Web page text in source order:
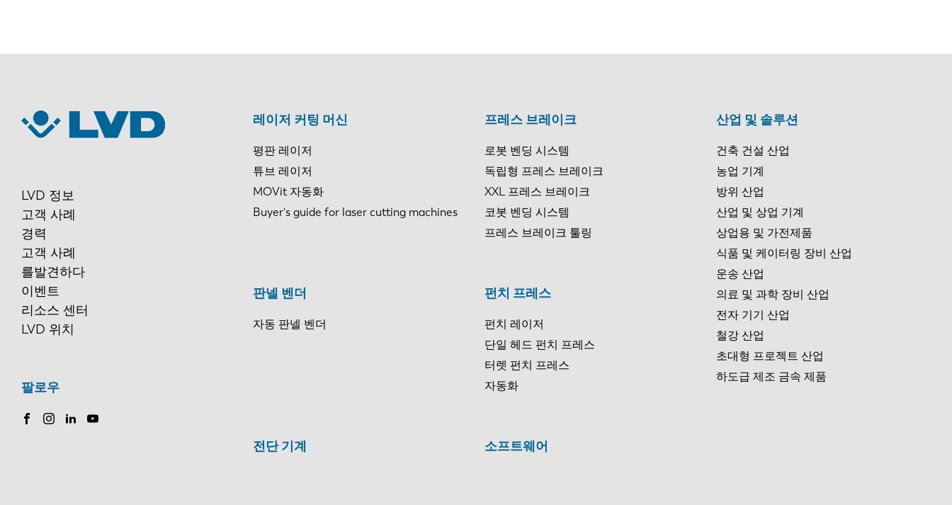
LVD 정보
고객 사례
경력
고객 사례
를발견하다
이벤트
리소스 센터
LVD 위치
팔로우
레이저 커팅 머신
평판 레이저
튜브 레이저
MOVit 자동화
Buyer's guide for laser cutting machines
프레스 브레이크
로봇 벤딩 시스템
독립형 프레스 브레이크
XXL 프레스 브레이크
코봇 벤딩 시스템
프레스 브레이크 툴링
판넬 벤더
자동 판넬 벤더
펀치 프레스
펀치 레이저
단일 헤드 펀치 프레스
터렛 펀치 프레스
자동화
전단 기계 소프트웨어
산업 및 솔루션
건축 건설 산업
농업 기계
방위 산업
산업 및 상업 기계
상업용 및 가전제품
식품 및 케이터링 장비 산업
운송 산업
의료 및 과학 장비 산업
전자 기기 산업
철강 산업
초대형 프로젝트 산업
하도급 제조 금속 제품